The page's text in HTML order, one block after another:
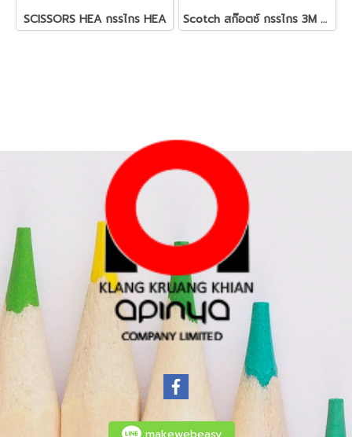
SCISSORS HEA กรรไกร HEA Scotch สก๊อตซ์ กรรไกร 3M cat.1447 7 นิ้ว